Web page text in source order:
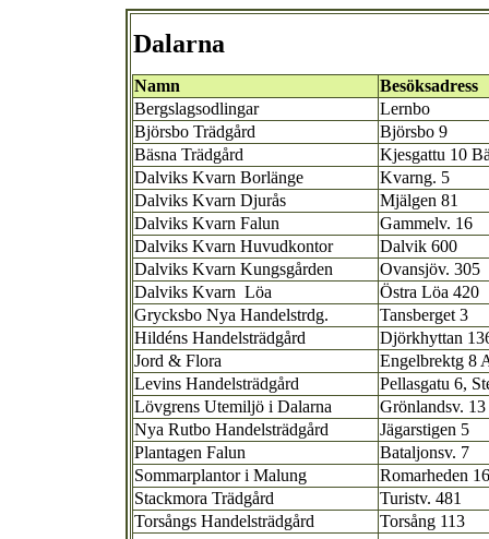
Dalarna
Namn
Besöksadress
Bergslagsodlingar
Lernbo
Björsbo Trädgård
Björsbo 9
Bäsna Trädgård
Kjesgattu 10
Dalviks Kvarn Borlänge
Kvarng. 5
Dalviks Kvarn Djurås
Mjälgen 81
Dalviks Kvarn Falun
Gammelv. 16
Dalviks Kvarn Huvudkontor
Dalvik 600
Dalviks Kvarn Kungsgården
Ovansjöv. 305
Dalviks Kvarn Löa
Östra Löa 420
Grycksbo Nya Handelstrdg.
Tansberget 3
Hildéns Handelsträdgård
Djörkhyttan
Jord & Flora
Engelbrektg 8
Levins Handelsträdgård
Pellasgatu 6,
Lövgrens Utemiljö i Dalarna
Grönlandsv. 13
Nya Rutbo Handelsträdgård
Jägarstigen 5
Plantagen Falun
Bataljonsv. 7
Sommarplantor i Malung
Romarheden
Stackmora Trädgård
Turistv. 481
Torsångs Handelsträdgård
Torsång 113